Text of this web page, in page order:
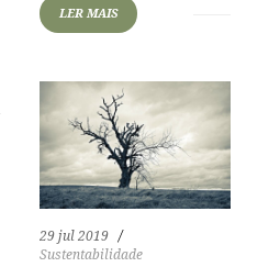
LER MAIS
29 jul 2019
Sustentabilidade